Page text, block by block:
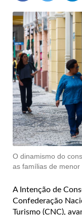
O dinamismo do
as famílias de menor
A Intenção de
Confederação
Turismo (CNC),